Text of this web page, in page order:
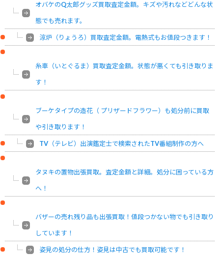
オバケのQ太郎グッズ買取査定金額。キズや汚れなどどんな状
態でも売れます。
涼炉（りょうろ）買取査定金額。電熱式もお値段つきます！
糸車（いとぐるま）買取査定金額。状態が悪くても引き取りま
す！
ブーケタイプの造花（ プリザードフラワー）も処分前に買取
や引き取ります！
TV（テレビ）出演鑑定士で検索されたTV番組制作の方へ
タヌキの置物出張買取。査定金額と詳細。処分に困っている方
へ！
バザーの売れ残り品も出張買取！値段つかない物でも引き取り
しています！
姿見の処分の仕方！姿見は中古でも買取可能です！